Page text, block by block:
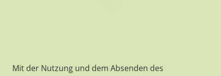
Mit der Nutzung und dem Absenden des